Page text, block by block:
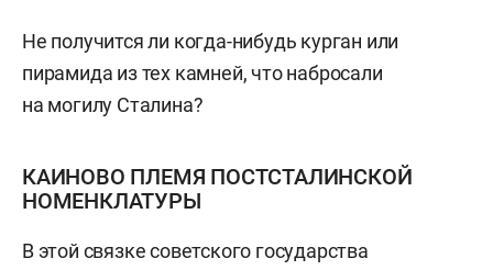
Не получится ли когда-нибудь курган или
пирамида из тех камней, что набросали
на могилу Сталина?
КАИНОВО ПЛЕМЯ ПОСТСТАЛИНСКОЙ
НОМЕНКЛАТУРЫ
В этой связке советского государства